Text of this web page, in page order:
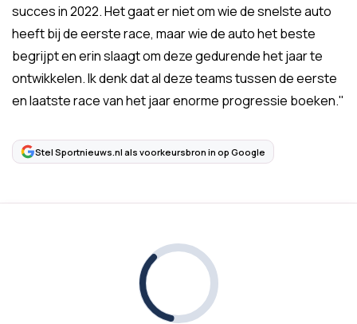
succes in 2022. Het gaat er niet om wie de snelste auto
heeft bij de eerste race, maar wie de auto het beste
begrijpt en erin slaagt om deze gedurende het jaar te
ontwikkelen. Ik denk dat al deze teams tussen de eerste
en laatste race van het jaar enorme progressie boeken."
Stel Sportnieuws.nl als voorkeursbron in op Google